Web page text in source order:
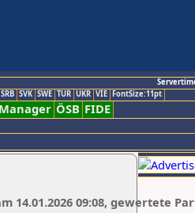
SRB SVK SWE TUR UKR VIE FontSize:11pt
ÖSB FIDE
14.01.2026 09:08, gewertete